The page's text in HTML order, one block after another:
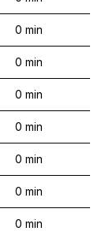
0 min
0 min
0 min
0 min
0 min
0 min
0 min